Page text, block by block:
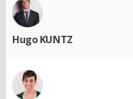
Hugo KUNTZ